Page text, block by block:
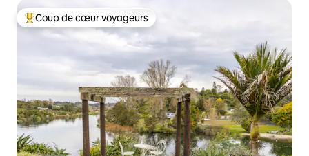
Coups de cœur voyageurs les plus appréciés
Coup de cœur voyageurs